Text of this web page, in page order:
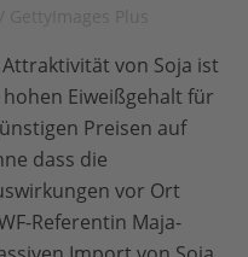
von Soja ist
Eiweißgehalt für
Preisen auf
dass die
vor Ort
Referentin Maja-